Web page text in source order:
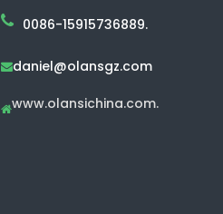
0086-15915736889.
daniel@olansgz.com
www.olansichina.com.